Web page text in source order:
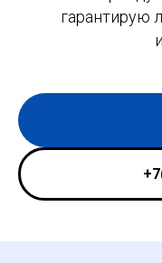
гарантирую